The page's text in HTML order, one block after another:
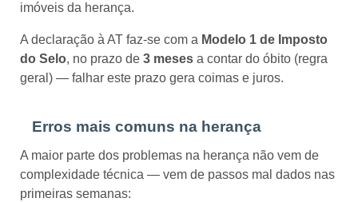
imóveis da herança.
A declaração à AT faz-se com a Modelo 1 de Imposto
do Selo, no prazo de 3 meses a contar do óbito (regra
geral) — falhar este prazo gera coimas e juros.
Erros mais comuns na herança
A maior parte dos problemas na herança não vem de
complexidade técnica — vem de passos mal dados nas
primeiras semanas: